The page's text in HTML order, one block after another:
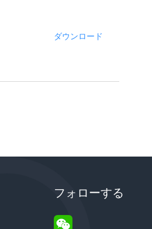
ダウンロード
フォローする